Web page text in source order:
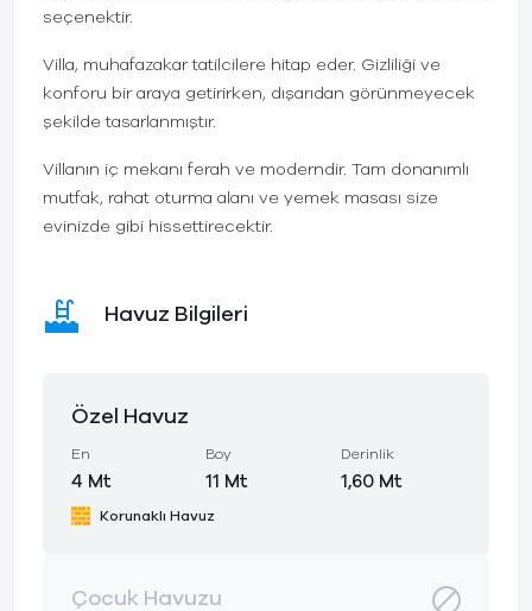
seçenektir.
Villa, muhafazakar tatilcilere hitap eder. Gizliliği ve
konforu bir araya getirirken, dışarıdan görünmeyecek
şekilde tasarlanmıştır.
Villanın iç mekanı ferah ve moderndir. Tam donanımlı
mutfak, rahat oturma alanı ve yemek masası size
evinizde gibi hissettirecektir.
Havuz Bilgileri
Özel Havuz
En
4 Mt
Boy
11 Mt
Derinlik
1,60 Mt
Korunaklı Havuz
Çocuk Havuzu